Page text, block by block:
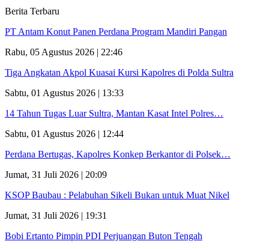
Berita Terbaru
PT Antam Konut Panen Perdana Program Mandiri Pangan
Rabu, 05 Agustus 2026 | 22:46
Tiga Angkatan Akpol Kuasai Kursi Kapolres di Polda Sultra
Sabtu, 01 Agustus 2026 | 13:33
14 Tahun Tugas Luar Sultra, Mantan Kasat Intel Polres…
Sabtu, 01 Agustus 2026 | 12:44
Perdana Bertugas, Kapolres Konkep Berkantor di Polsek…
Jumat, 31 Juli 2026 | 20:09
KSOP Baubau : Pelabuhan Sikeli Bukan untuk Muat Nikel
Jumat, 31 Juli 2026 | 19:31
Bobi Ertanto Pimpin PDI Perjuangan Buton Tengah